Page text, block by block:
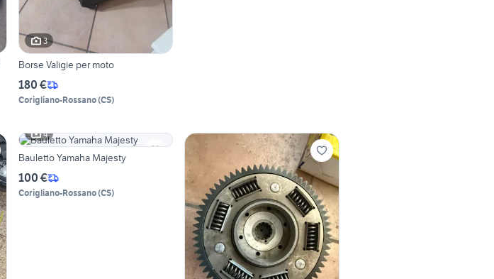
3
Borse Valigie per moto
180 €
Corigliano-Rossano(CS)
4
Bauletto Yamaha Majesty
100 €
Corigliano-Rossano(CS)